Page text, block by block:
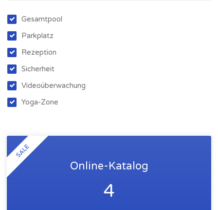
Gesamtpool
Parkplatz
Rezeption
Sicherheit
Videoüberwachung
Yoga-Zone
SALE
Online-Katalog
4